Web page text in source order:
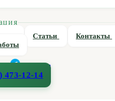
Статьи Контакты
Telegram
473-12-14